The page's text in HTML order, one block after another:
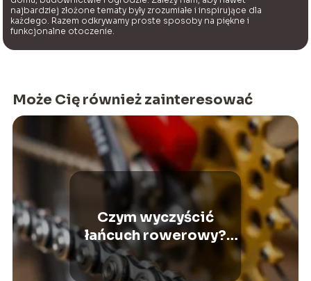
najbardziej złożone tematy były zrozumiałe i inspirujące dla
każdego. Razem odkrywamy proste sposoby na piękne i
funkcjonalne otoczenie.
Może Cię również zainteresować
Czym wyczyścić
łańcuch rowerowy?
Sprawdzone metody i
porady